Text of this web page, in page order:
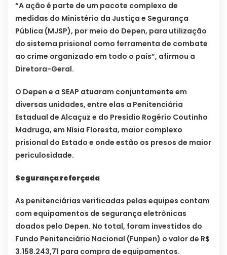
“A ação é parte de um pacote complexo de
medidas do Ministério da Justiça e Segurança
Pública (MJSP), por meio do Depen, para utilização
do sistema prisional como ferramenta de combate
ao crime organizado em todo o país”, afirmou a
Diretora-Geral.
O Depen e a SEAP atuaram conjuntamente em
diversas unidades, entre elas a Penitenciária
Estadual de Alcaçuz e do Presídio Rogério Coutinho
Madruga, em Nísia Floresta, maior complexo
prisional do Estado e onde estão os presos de maior
periculosidade.
Segurança reforçada
As penitenciárias verificadas pelas equipes contam
com equipamentos de segurança eletrônicas
doados pelo Depen. No total, foram investidos do
Fundo Penitenciário Nacional (Funpen) o valor de R$
3.158.243,71 para compra de equipamentos.